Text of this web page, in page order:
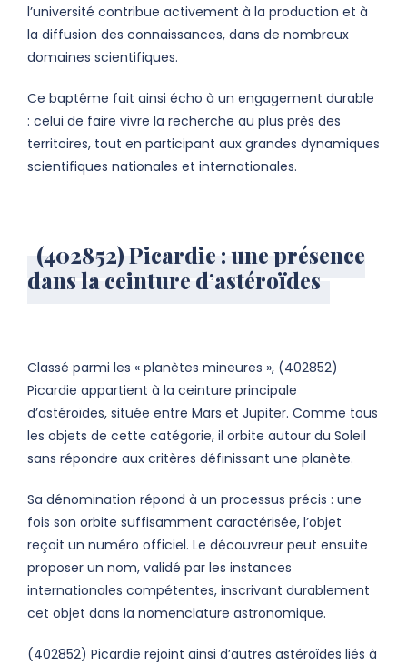
l’université contribue activement à la production et à
la diffusion des connaissances, dans de nombreux
domaines scientifiques.
Ce baptême fait ainsi écho à un engagement durable
: celui de faire vivre la recherche au plus près des
territoires, tout en participant aux grandes dynamiques
scientifiques nationales et internationales.
(402852) Picardie : une présence
dans la ceinture d’astéroïdes
Classé parmi les « planètes mineures », (402852)
Picardie appartient à la ceinture principale
d’astéroïdes, située entre Mars et Jupiter. Comme tous
les objets de cette catégorie, il orbite autour du Soleil
sans répondre aux critères définissant une planète.
Sa dénomination répond à un processus précis : une
fois son orbite suffisamment caractérisée, l’objet
reçoit un numéro officiel. Le découvreur peut ensuite
proposer un nom, validé par les instances
internationales compétentes, inscrivant durablement
cet objet dans la nomenclature astronomique.
(402852) Picardie rejoint ainsi d’autres astéroïdes liés à